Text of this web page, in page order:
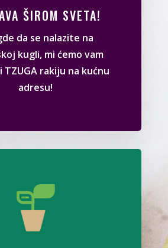
ŠIROM SVETA!
da se nalazite na
kugli, mi ćemo vam
rakiju na kućnu
adresu!